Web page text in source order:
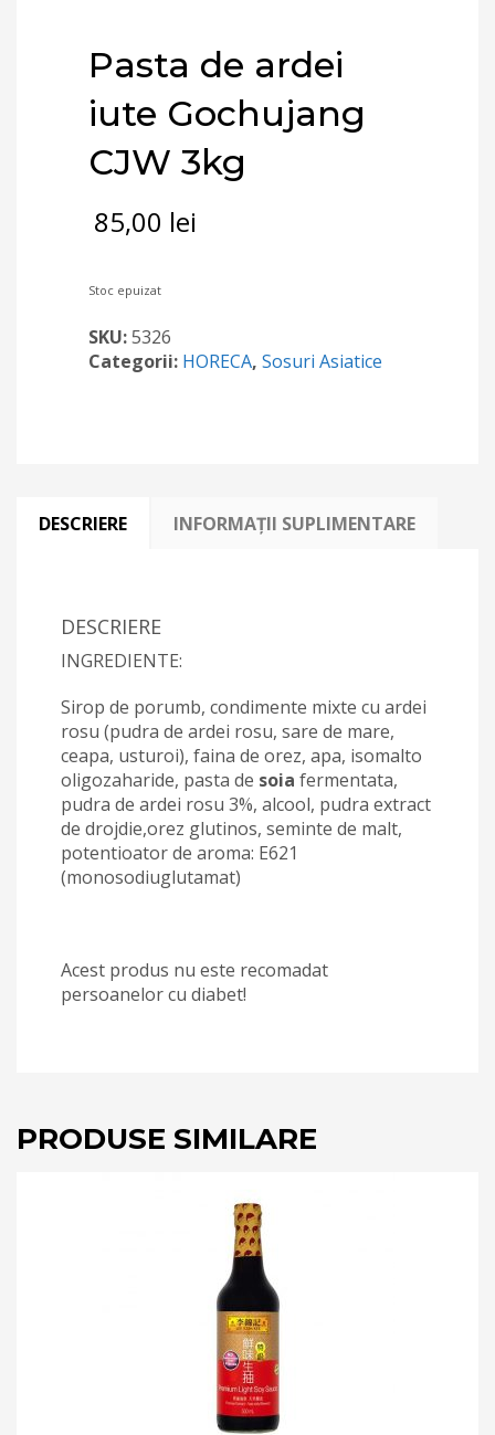
Pasta de ardei
iute Gochujang
CJW 3kg
85,00 lei
Stoc epuizat
SKU:5326
Categorii: HORECA, Sosuri Asiatice
DESCRIERE INFORMAȚII SUPLIMENTARE
DESCRIERE
INGREDIENTE:
Sirop de porumb, condimente mixte cu ardei
rosu (pudra de ardei rosu, sare de mare,
ceapa, usturoi), faina de orez, apa, isomalto
oligozaharide, pasta de soia fermentata,
pudra de ardei rosu 3%, alcool, pudra extract
de drojdie,orez glutinos, seminte de malt,
potentioator de aroma: E621
(monosodiuglutamat)
Acest produs nu este recomadat
persoanelor cu diabet!
PRODUSE SIMILARE